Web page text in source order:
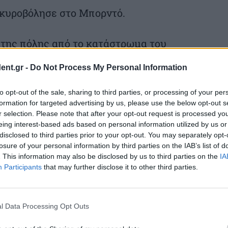
- Do Not Process My Personal Information
opt-out of the sale, sharing to third parties, or processing of your
for targeted advertising by us, please use the below opt-out
selection. Please note that after your opt-out request is processed
interest-based ads based on personal information utilized by us
to third parties prior to your opt-out. You may separately
of your personal information by third parties on the IAB’s list of
This information may also be disclosed by us to third parties on the
Participants that may further disclose it to other third parties.
Data Processing Opt Outs
στο Μπορντό.
πόλης από το κατάστρωμα του
στο πλοίο απέκλεισαν την
βρίσκονται σε εξέλιξη στο
τόνισαν οι υγειονομικές αρχές.
και διάρροια, σημειώθηκε στις 11
Βρέστη.
πλοίο στο λιμάνι.